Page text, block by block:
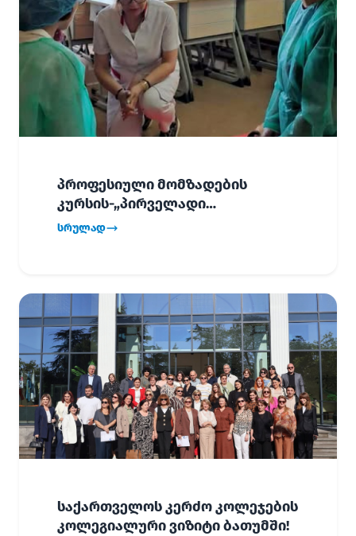
პროფესიული მომზადების
კურსის-„პირველადი
გადაუდებელი დახმარება“,
სრულად
საქართველოს კერძო კოლეჯების
კოლეგიალური ვიზიტი ბათუმში!